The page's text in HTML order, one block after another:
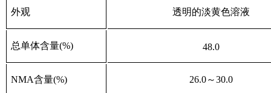
外观 透明的淡黄色溶液
总单体含量(%) 48.0
NMA含量(%) 26.0～30.0